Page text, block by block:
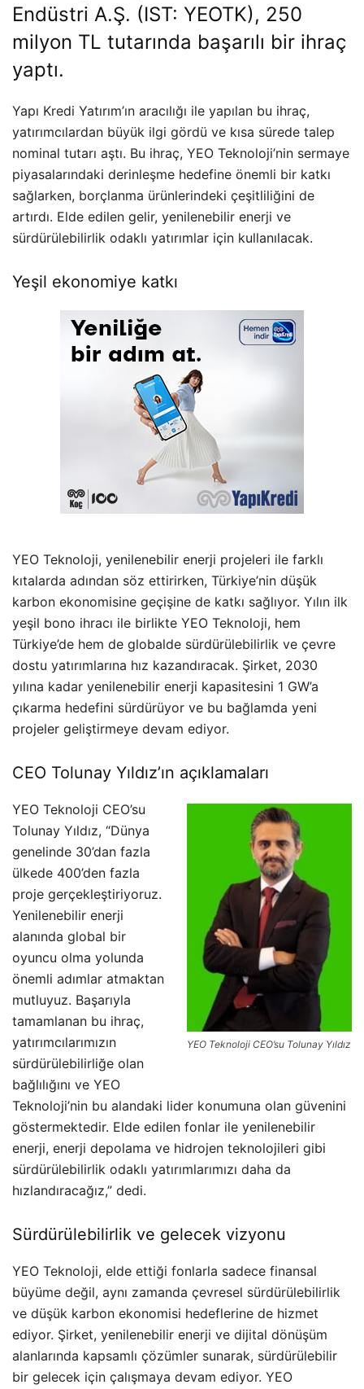
Endüstri A.Ş. (IST: YEOTK), 250
milyon TL tutarında başarılı bir ihraç
yaptı.
Yapı Kredi Yatırım’ın aracılığı ile yapılan bu ihraç,
yatırımcılardan büyük ilgi gördü ve kısa sürede talep
nominal tutarı aştı. Bu ihraç, YEO Teknoloji’nin sermaye
piyasalarındaki derinleşme hedefine önemli bir katkı
sağlarken, borçlanma ürünlerindeki çeşitliliğini de
artırdı. Elde edilen gelir, yenilenebilir enerji ve
sürdürülebilirlik odaklı yatırımlar için kullanılacak.
Yeşil ekonomiye katkı
YEO Teknoloji, yenilenebilir enerji projeleri ile farklı
kıtalarda adından söz ettirirken, Türkiye’nin düşük
karbon ekonomisine geçişine de katkı sağlıyor. Yılın ilk
yeşil bono ihracı ile birlikte YEO Teknoloji, hem
Türkiye’de hem de globalde sürdürülebilirlik ve çevre
dostu yatırımlarına hız kazandıracak. Şirket, 2030
yılına kadar yenilenebilir enerji kapasitesini 1 GW’a
çıkarma hedefini sürdürüyor ve bu bağlamda yeni
projeler geliştirmeye devam ediyor.
CEO Tolunay Yıldız’ın açıklamaları
YEO Teknoloji CEO’su Tolunay Yıldız
YEO Teknoloji CEO’su
Tolunay Yıldız, “Dünya
genelinde 30’dan fazla
ülkede 400’den fazla
proje gerçekleştiriyoruz.
Yenilenebilir enerji
alanında global bir
oyuncu olma yolunda
önemli adımlar atmaktan
mutluyuz. Başarıyla
tamamlanan bu ihraç,
yatırımcılarımızın
sürdürülebilirliğe olan
bağlılığını ve YEO
Teknoloji’nin bu alandaki lider konumuna olan güvenini
göstermektedir. Elde edilen fonlar ile yenilenebilir
enerji, enerji depolama ve hidrojen teknolojileri gibi
sürdürülebilirlik odaklı yatırımlarımızı daha da
hızlandıracağız,” dedi​​​​.
Sürdürülebilirlik ve gelecek vizyonu
YEO Teknoloji, elde ettiği fonlarla sadece finansal
büyüme değil, aynı zamanda çevresel sürdürülebilirlik
ve düşük karbon ekonomisi hedeflerine de hizmet
ediyor. Şirket, yenilenebilir enerji ve dijital dönüşüm
alanlarında kapsamlı çözümler sunarak, sürdürülebilir
bir gelecek için çalışmaya devam ediyor. YEO